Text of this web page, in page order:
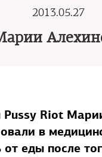
2013.05.27
Pussy Riot
в
еды после